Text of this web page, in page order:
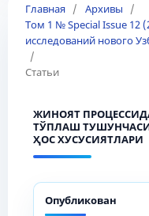
Главная / Архивы
/
Том 1 № Special Issue 12
исследований нового
/
Статьи
ЖИНОЯТ
ТЎПЛАШ
ҲОС ХУСУСИЯТЛАРИ
Опубликован